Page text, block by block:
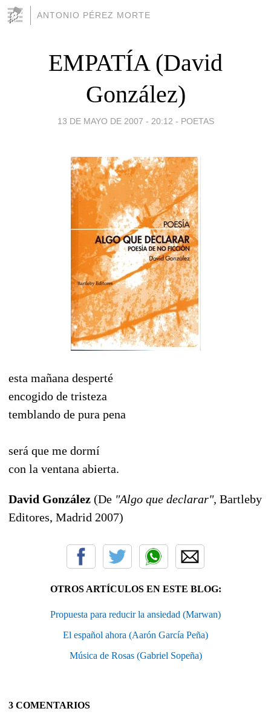
ANTONIO PÉREZ MORTE
EMPATÍA (David
González)
13 DE MAYO DE 2007 - 20:12 - POETAS
esta mañana desperté
encogido de tristeza
temblando de pura pena
será que me dormí
con la ventana abierta.
David González (De "Algo que declarar", Bartleby
Editores, Madrid 2007)
OTROS ARTÍCULOS EN ESTE BLOG:
Propuesta para reducir la ansiedad (Marwan)
El español ahora (Aarón García Peña)
Música de Rosas (Gabriel Sopeña)
3 COMENTARIOS